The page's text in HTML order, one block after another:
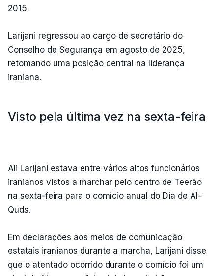
2015.
Larijani regressou ao cargo de secretário do
Conselho de Segurança em agosto de 2025,
retomando uma posição central na liderança
iraniana.
Visto pela última vez na sexta-feira
Ali Larijani estava entre vários altos funcionários
iranianos vistos a marchar pelo centro de Teerão
na sexta-feira para o comício anual do Dia de Al-
Quds.
Em declarações aos meios de comunicação
estatais iranianos durante a marcha, Larijani disse
que o atentado ocorrido durante o comício foi um